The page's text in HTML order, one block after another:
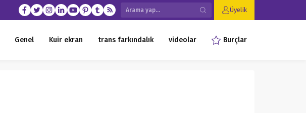
Üyelik
Genel Kuir ekran trans farkındalık videolar Burçlar